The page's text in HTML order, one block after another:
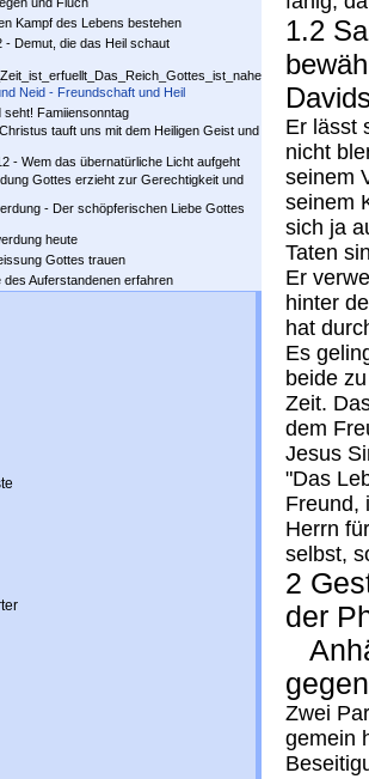
Kampf des Lebens bestehen
Demut, die das Heil schaut
Neid - Freundschaft und Heil
seht! Famiiensonntag
tauft uns mit dem Heiligen Geist und
- Wem das übernatürliche Licht aufgeht
Gottes erzieht zur Gerechtigkeit und
- Der schöpferischen Liebe Gottes
heute
Gottes trauen
Auferstandenen erfahren
1.2
Er lässt
nicht
seinem
seinem
sich ja
Taten
Er
hinter
hat
Es
beide
Zeit.
dem
Jesus
"Das
Freund,
Herrn
selbst,
2
der
Zwei
gemein